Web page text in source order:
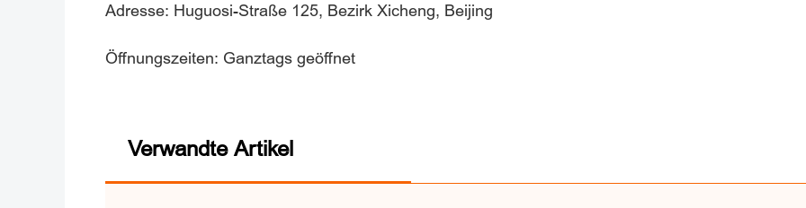
Adresse: Huguosi-Straße 125, Bezirk Xicheng, Beijing
Öffnungszeiten: Ganztags geöffnet
Verwandte Artikel